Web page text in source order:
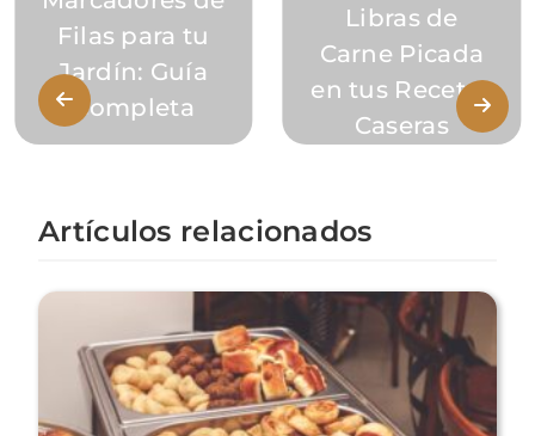
Filas para tu
Jardín: Guía
Completa
Libras de
Carne Picada
en tus Recetas
Caseras
Artículos relacionados